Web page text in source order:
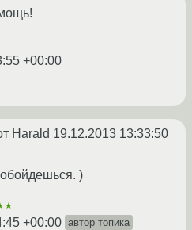
+00:00
Harald 19.12.2013 13:33:50
)
+00:00 автор топика